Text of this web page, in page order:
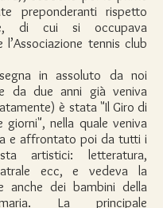
preponderanti rispetto
di cui si occupava
l’Associazione tennis club
in assoluto da noi
da due anni già veniva
è stata "Il Giro di
giorni", nella quale veniva
e affrontato poi da tutti i
artistici: letteratura,
ecc, e vedeva la
anche dei bambini della
La principale